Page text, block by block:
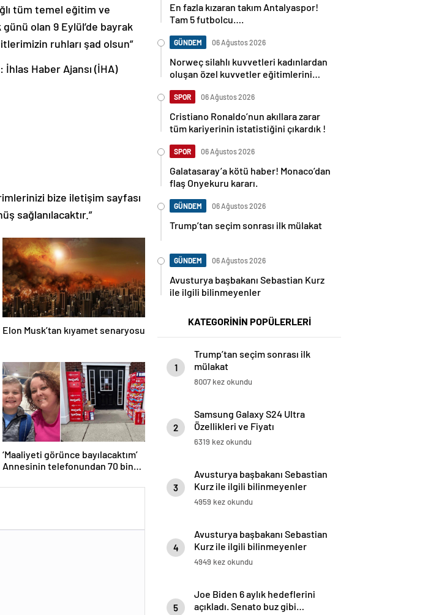
tüm temel eğitim ve
olan 9 Eylül’de bayrak
ruhları şad olsun”
Haber Ajansı (İHA)
bize iletişim sayfası
sağlanılacaktır.”
Elon Musk’tan kıyamet senaryosu
‘Maaliyeti görünce bayılacaktım’
Annesinin telefonundan 70 bin
En fazla kızaran takım Antalyaspor!
Tam 5 futbolcu….
GÜNDEM 06 Ağustos 2026
Norweç silahlı kuvvetleri kadınlardan
oluşan özel kuvvetler eğitimlerini
SPOR 06 Ağustos 2026
Cristiano Ronaldo’nun akıllara zarar
tüm kariyerinin istatistiğini çıkardık !
SPOR 06 Ağustos 2026
Galatasaray’a kötü haber! Monaco’dan
flaş Onyekuru kararı.
GÜNDEM 06 Ağustos 2026
Trump’tan seçim sonrası ilk mülakat
GÜNDEM 06 Ağustos 2026
Avusturya başbakanı Sebastian Kurz
ile ilgili bilinmeyenler
KATEGORİNİN POPÜLERLERİ
1
Trump’tan seçim sonrası ilk
mülakat
8007 kez okundu
2
Samsung Galaxy S24 Ultra
Özellikleri ve Fiyatı
6319 kez okundu
3
Avusturya başbakanı Sebastian
Kurz ile ilgili bilinmeyenler
4959 kez okundu
4
Avusturya başbakanı Sebastian
Kurz ile ilgili bilinmeyenler
4949 kez okundu
5
Joe Biden 6 aylık hedeflerini
açıkladı. Senato buz gibi…